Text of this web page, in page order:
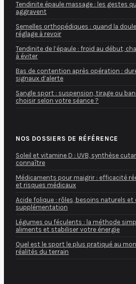
Tendinite épaule massage : les gestes
aggravent
Semelles orthopédiques : quand la
réglage à revoir
Tendinite de l’épaule : froid au début,
à éviter
Bas de contention après opération :
signaux d’alerte
Sangle sport : suspension, tirage ou
choisir selon votre séance ?
NOS DOSSIERS DE RÉFÉRENCE
Soleil et vitamine D : UVB, synthèse
connaître
Médicaments pour maigrir : efficacité
et risques médicaux
Acide folique : rôles, besoins naturels et
supplémentation
Légumes ou féculents : la méthode
aliments et stabiliser votre énergie
Quel est le sport le plus pratiqué au
réalités du terrain